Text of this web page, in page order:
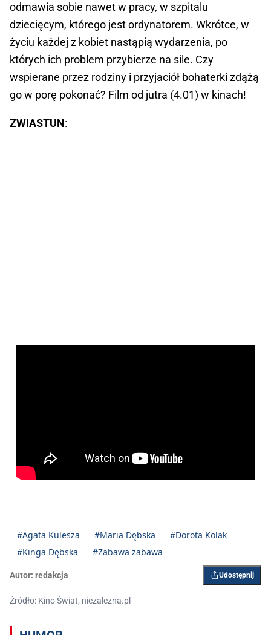
odmawia sobie nawet w pracy, w szpitalu
dziecięcym, którego jest ordynatorem. Wkrótce, w
życiu każdej z kobiet nastąpią wydarzenia, po
których ich problem przybierze na sile. Czy
wspierane przez rodziny i przyjaciół bohaterki zdążą
go w porę pokonać? Film od jutra (4.01) w kinach!
ZWIASTUN:
#Agata Kulesza #Maria Dębska
#Dorota Kolak
#Kinga Dębska
#Zabawa zabawa
Autor: redakcja Udostępnij
Źródło: Kino Świat, niezalezna.pl